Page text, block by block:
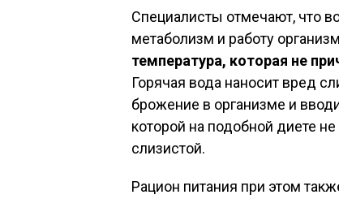
Специалисты отмечают, что
метаболизм и работу
температура, которая не
Горячая вода наносит вред
брожение в организме и
которой на подобной диете
слизистой.
Рацион питания при этом